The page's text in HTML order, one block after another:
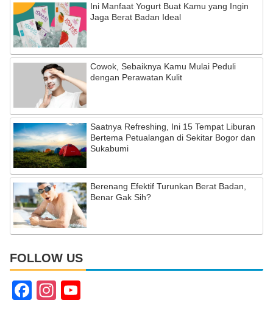
Ini Manfaat Yogurt Buat Kamu yang Ingin
Jaga Berat Badan Ideal
Cowok, Sebaiknya Kamu Mulai Peduli
dengan Perawatan Kulit
Saatnya Refreshing, Ini 15 Tempat Liburan
Bertema Petualangan di Sekitar Bogor dan
Sukabumi
Berenang Efektif Turunkan Berat Badan,
Benar Gak Sih?
FOLLOW US
F
In